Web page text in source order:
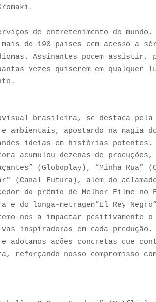
de entretenimento do mundo.
de 190 países com acesso a
Assinantes podem assistir,
vezes quiserem em qualquer
brasileira, se destaca pela
ambientais, apostando na magia do
ideias em histórias potentes.
acumulou dezenas de
(Globoplay), “Minha Rua”
(Canal Futura), além do aclamado
do prêmio de Melhor Filme
e do longa-metragem“El Rey
nos a impactar positivamente o
inspiradoras em cada produção.
adotamos ações concretas que
reforçando nosso compromisso